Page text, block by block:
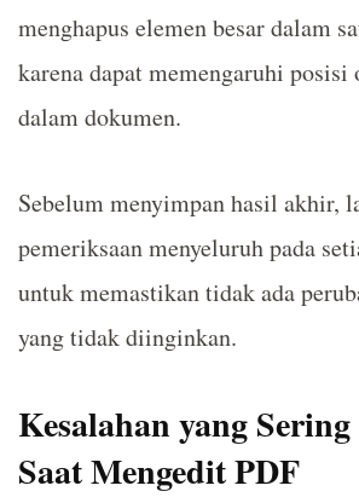
menghapus elemen besar dalam
karena dapat memengaruhi
dalam dokumen.
Sebelum menyimpan hasil akhir,
pemeriksaan menyeluruh pada
untuk memastikan tidak ada
yang tidak diinginkan.
Kesalahan yang
Saat Mengedit PDF